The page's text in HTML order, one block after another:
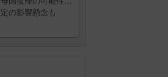
の影響懸念も